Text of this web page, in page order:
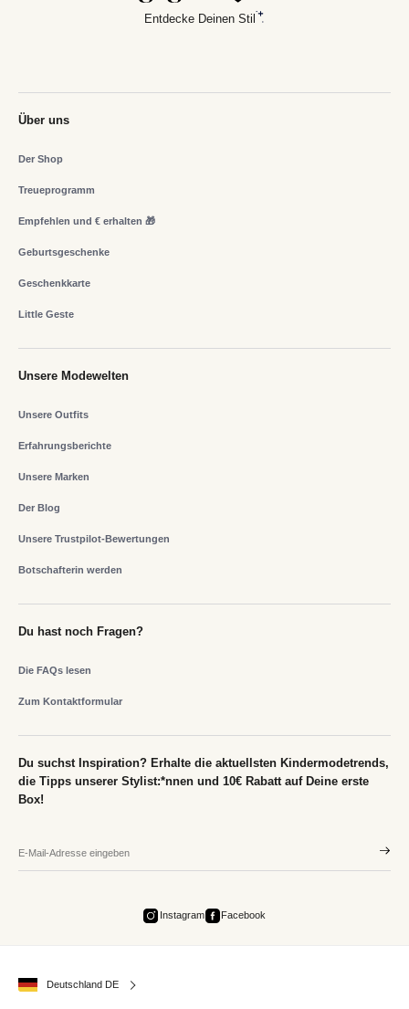
Entdecke Deinen Stil
Über uns
Der Shop
Treueprogramm
Empfehlen und € erhalten 🎁
Geburtsgeschenke
Geschenkkarte
Little Geste
Unsere Modewelten
Unsere Outfits
Erfahrungsberichte
Unsere Marken
Der Blog
Unsere Trustpilot-Bewertungen
Botschafterin werden
Du hast noch Fragen?
Die FAQs lesen
Zum Kontaktformular
Du suchst Inspiration? Erhalte die aktuellsten Kindermodetrends,
die Tipps unserer Stylist:*nnen und 10€ Rabatt auf Deine erste
Box!
Instagram Facebook
Deutschland DE